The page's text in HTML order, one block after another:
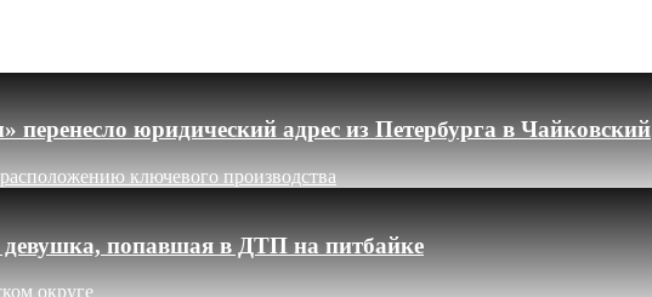
юридический адрес из Петербурга в Чайковский
ключевого производства
девушка, попавшая в ДТП на питбайке
округе